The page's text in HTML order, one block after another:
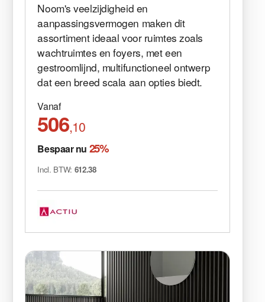
Noom's veelzijdigheid en
aanpassingsvermogen maken dit
assortiment ideaal voor ruimtes zoals
wachtruimtes en foyers, met een
gestroomlijnd, multifunctioneel ontwerp
dat een breed scala aan opties biedt.
Vanaf
506,10
Bespaar nu 25%
Incl. BTW: 612.38